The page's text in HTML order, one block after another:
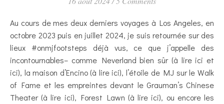
Au cours de mes deux derniers voyages à Los Angeles, en
octobre 2023 puis en juillet 2024, je suis retournée sur des
lieux #onmjfootsteps déjà vus, ce que j’appelle des
incontournables– comme Neverland bien sûr (à lire ici et
ici), la maison d’Encino (à lire ici), l’étoile de MJ sur le Walk
of Fame et les empreintes devant le Grauman’s Chinese
Theater (à lire ici), Forest Lawn (à lire ici), ou encore les